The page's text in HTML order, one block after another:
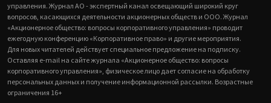
управления. Журнал АО - экспертный канал освещающий широкий круг
вопросов, касающихся деятельности акционерных обществ и ООО. Журнал
«Акционерное общество: вопросы корпоративного управления» проводит
ежегодную конференцию «Корпоративное право» и другие мероприятия.
Для новых читателей действует специальное предложение на подписку.
Оставляя e-mail на сайте журнала «Акционерное общество: вопросы
корпоративного управления», физическое лицо дает согласие на обработку
персональных данных и получение информационной рассылки. Возрастные
ограничения 16+